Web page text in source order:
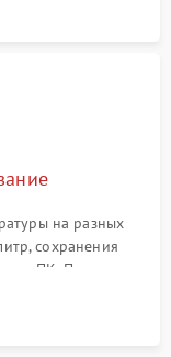
на разных
сохранения
на ПК. Проверка
качества.